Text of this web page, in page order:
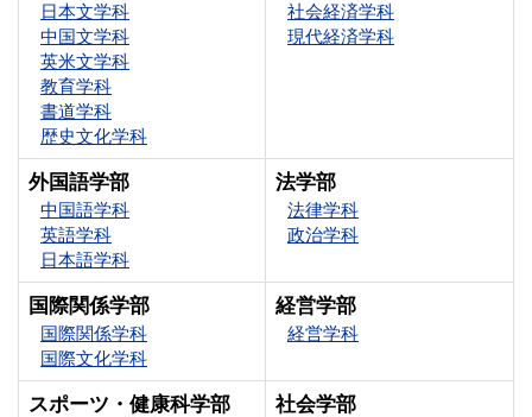
日本文学科
中国文学科
英米文学科
教育学科
書道学科
歴史文化学科
社会経済学科
現代経済学科
外国語学部
中国語学科
英語学科
日本語学科
法学部
法律学科
政治学科
国際関係学部
国際関係学科
国際文化学科
経営学部
経営学科
スポーツ・健康科学部 社会学部